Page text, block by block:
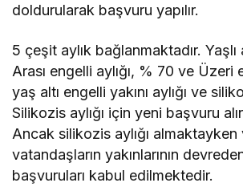
doldurularak başvuru yapılır.
5 çeşit aylık bağlanmaktadır. Yaşlı
Arası engelli aylığı, % 70 ve Üzeri
yaş altı engelli yakını aylığı ve
Silikozis aylığı için yeni başvuru
Ancak silikozis aylığı
vatandaşların yakınlarının
başvuruları kabul edilmektedir.